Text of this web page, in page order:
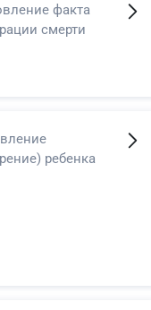
факта
смерти
ребенка